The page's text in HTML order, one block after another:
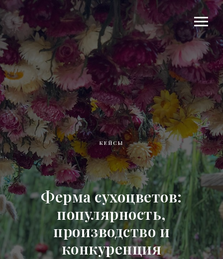
КЕЙСЫ
Ферма сухоцветов:
популярность,
производство и
конкуренция